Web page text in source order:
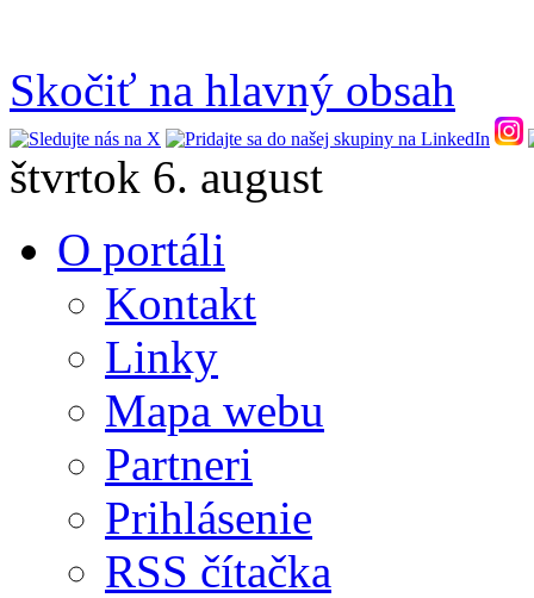
Skočiť na hlavný obsah
štvrtok 6. august
O portáli
Kontakt
Linky
Mapa webu
Partneri
Prihlásenie
RSS čítačka